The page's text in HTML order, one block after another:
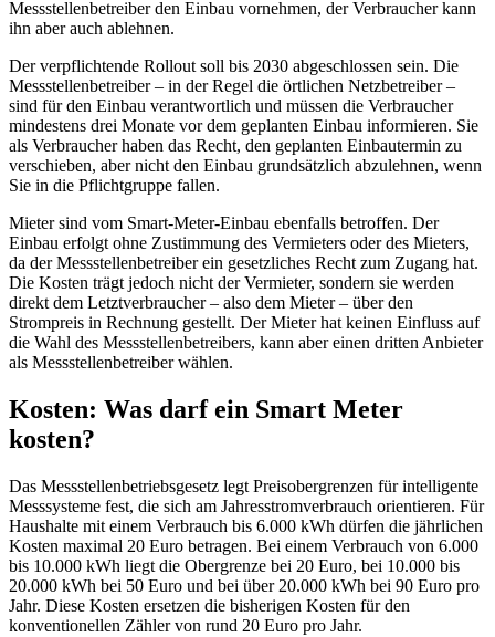
Messstellenbetreiber den Einbau vornehmen, der Verbraucher kann
ihn aber auch ablehnen.
Der verpflichtende Rollout soll bis 2030 abgeschlossen sein. Die
Messstellenbetreiber – in der Regel die örtlichen Netzbetreiber –
sind für den Einbau verantwortlich und müssen die Verbraucher
mindestens drei Monate vor dem geplanten Einbau informieren. Sie
als Verbraucher haben das Recht, den geplanten Einbautermin zu
verschieben, aber nicht den Einbau grundsätzlich abzulehnen, wenn
Sie in die Pflichtgruppe fallen.
Mieter sind vom Smart-Meter-Einbau ebenfalls betroffen. Der
Einbau erfolgt ohne Zustimmung des Vermieters oder des Mieters,
da der Messstellenbetreiber ein gesetzliches Recht zum Zugang hat.
Die Kosten trägt jedoch nicht der Vermieter, sondern sie werden
direkt dem Letztverbraucher – also dem Mieter – über den
Strompreis in Rechnung gestellt. Der Mieter hat keinen Einfluss auf
die Wahl des Messstellenbetreibers, kann aber einen dritten Anbieter
als Messstellenbetreiber wählen.
Kosten: Was darf ein Smart Meter
kosten?
Das Messstellenbetriebsgesetz legt Preisobergrenzen für intelligente
Messsysteme fest, die sich am Jahresstromverbrauch orientieren. Für
Haushalte mit einem Verbrauch bis 6.000 kWh dürfen die jährlichen
Kosten maximal 20 Euro betragen. Bei einem Verbrauch von 6.000
bis 10.000 kWh liegt die Obergrenze bei 20 Euro, bei 10.000 bis
20.000 kWh bei 50 Euro und bei über 20.000 kWh bei 90 Euro pro
Jahr. Diese Kosten ersetzen die bisherigen Kosten für den
konventionellen Zähler von rund 20 Euro pro Jahr.